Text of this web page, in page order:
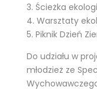
3. Ścieżka
4. Warsztaty
5. Piknik Dzień
Do udziału w
młodzież ze